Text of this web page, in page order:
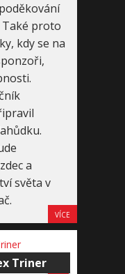
proto
kdy se na
a
světa v
VÍCE
Triner